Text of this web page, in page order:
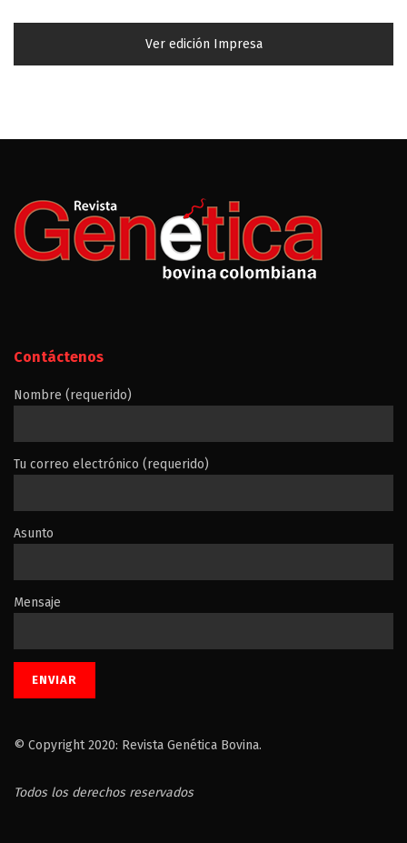
Ver edición Impresa
Contáctenos
Nombre (requerido)
Tu correo electrónico (requerido)
Asunto
Mensaje
© Copyright 2020: Revista Genética Bovina.
Todos los derechos reservados